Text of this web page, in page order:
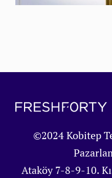
©2024 Kobitep
Ataköy 7-8-9-10.